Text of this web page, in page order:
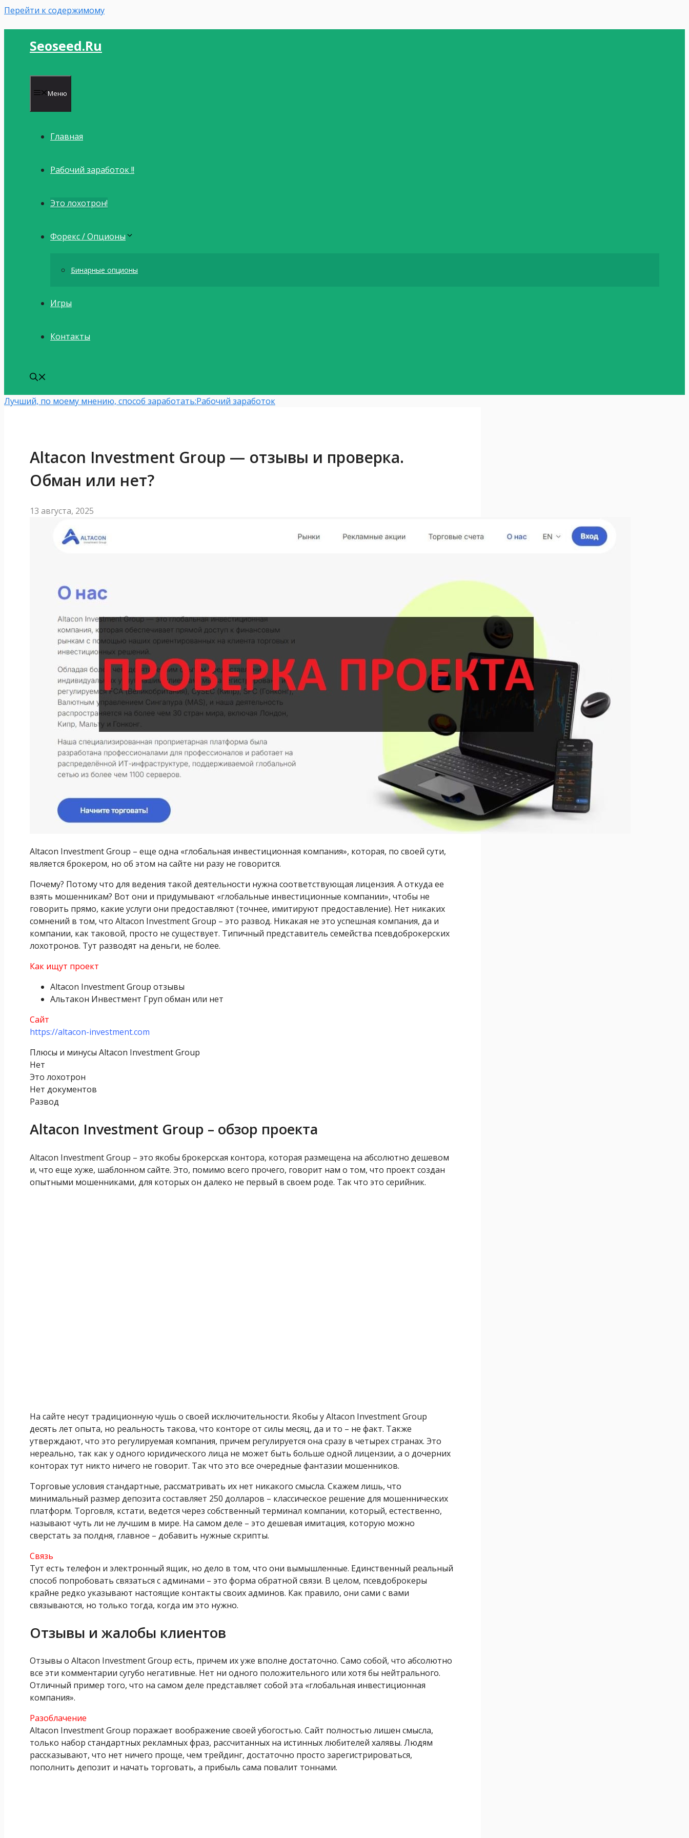
Перейти к содержимому
Seoseed.ru
Меню
Главная
Рабочий заработок !!
Это лохотрон!
Форекс / Опционы
Бинарные опционы
Игры
Контакты
Лучший, по моему мнению, способ заработать:Рабочий заработок
Altacon Investment Group — отзывы и проверка.
Обман или нет?
13 августа, 2025
Altacon Investment Group – еще одна «глобальная инвестиционная компания», которая, по своей сути,
является брокером, но об этом на сайте ни разу не говорится.
Почему? Потому что для ведения такой деятельности нужна соответствующая лицензия. А откуда ее
взять мошенникам? Вот они и придумывают «глобальные инвестиционные компании», чтобы не
говорить прямо, какие услуги они предоставляют (точнее, имитируют предоставление). Нет никаких
сомнений в том, что Altacon Investment Group – это развод. Никакая не это успешная компания, да и
компании, как таковой, просто не существует. Типичный представитель семейства псевдоброкерских
лохотронов. Тут разводят на деньги, не более.
Как ищут проект
Altacon Investment Group отзывы
Альтакон Инвестмент Груп обман или нет
Сайт
https://altacon-investment.com
Плюсы и минусы Altacon Investment Group
Нет
Это лохотрон
Нет документов
Развод
Altacon Investment Group – обзор проекта
Altacon Investment Group – это якобы брокерская контора, которая размещена на абсолютно дешевом
и, что еще хуже, шаблонном сайте. Это, помимо всего прочего, говорит нам о том, что проект создан
опытными мошенниками, для которых он далеко не первый в своем роде. Так что это серийник.
На сайте несут традиционную чушь о своей исключительности. Якобы у Altacon Investment Group
десять лет опыта, но реальность такова, что конторе от силы месяц, да и то – не факт. Также
утверждают, что это регулируемая компания, причем регулируется она сразу в четырех странах. Это
нереально, так как у одного юридического лица не может быть больше одной лицензии, а о дочерних
конторах тут никто ничего не говорит. Так что это все очередные фантазии мошенников.
Торговые условия стандартные, рассматривать их нет никакого смысла. Скажем лишь, что
минимальный размер депозита составляет 250 долларов – классическое решение для мошеннических
платформ. Торговля, кстати, ведется через собственный терминал компании, который, естественно,
называют чуть ли не лучшим в мире. На самом деле – это дешевая имитация, которую можно
сверстать за полдня, главное – добавить нужные скрипты.
Связь
Тут есть телефон и электронный ящик, но дело в том, что они вымышленные. Единственный реальный
способ попробовать связаться с админами – это форма обратной связи. В целом, псевдоброкеры
крайне редко указывают настоящие контакты своих админов. Как правило, они сами с вами
связываются, но только тогда, когда им это нужно.
Отзывы и жалобы клиентов
Отзывы о Altacon Investment Group есть, причем их уже вполне достаточно. Само собой, что абсолютно
все эти комментарии сугубо негативные. Нет ни одного положительного или хотя бы нейтрального.
Отличный пример того, что на самом деле представляет собой эта «глобальная инвестиционная
компания».
Разоблачение
Altacon Investment Group поражает воображение своей убогостью. Сайт полностью лишен смысла,
только набор стандартных рекламных фраз, рассчитанных на истинных любителей халявы. Людям
рассказывают, что нет ничего проще, чем трейдинг, достаточно просто зарегистрироваться,
пополнить депозит и начать торговать, а прибыль сама повалит тоннами.